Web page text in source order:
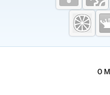
Важные
Навигация по О